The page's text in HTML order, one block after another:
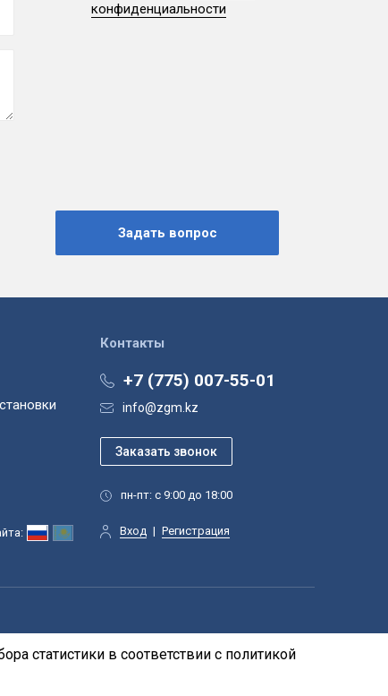
конфиденциальности
Контакты
+7 (775) 007-55-01
info@zgm.kz
пн-пт: с 9:00 до 18:00
Вход | Регистрация
статистики в соответствии с политикой